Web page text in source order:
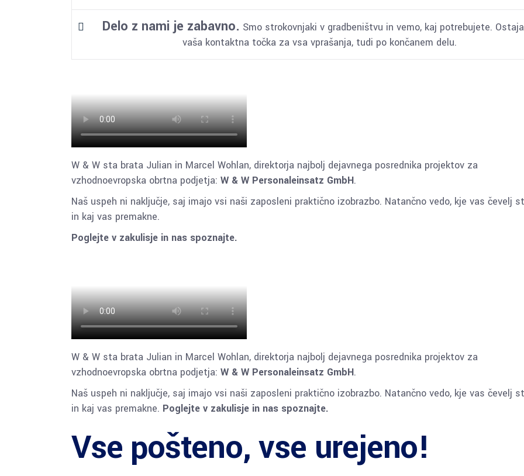
Delo z nami je zabavno. Smo strokovnjaki v gradbeništvu in vemo, kaj potrebujete.
vaša kontaktna točka za vsa vprašanja, tudi po končanem delu.
W & W sta brata Julian in Marcel Wohlan, direktorja najbolj dejavnega posrednika projektov za
vzhodnoevropska obrtna podjetja: W & W Personaleinsatz GmbH.
Naš uspeh ni naključje, saj imajo vsi naši zaposleni praktično izobrazbo. Natančno vedo, kje vas čevelj
in kaj vas premakne.
Poglejte v zakulisje in nas spoznajte.
W & W sta brata Julian in Marcel Wohlan, direktorja najbolj dejavnega posrednika projektov za
vzhodnoevropska obrtna podjetja: W & W Personaleinsatz GmbH.
Naš uspeh ni naključje, saj imajo vsi naši zaposleni praktično izobrazbo. Natančno vedo, kje vas čevelj
in kaj vas premakne. Poglejte v zakulisje in nas spoznajte.
Vse pošteno, vse urejeno!